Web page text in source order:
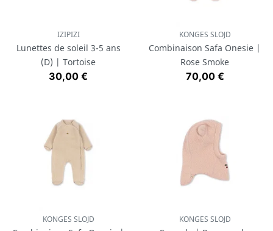
IZIPIZI
Lunettes de soleil 3-5 ans
(D) | Tortoise
Prix
30,00 €
KONGES SLOJD
Combinaison Safa Onesie |
Rose Smoke
Prix
70,00 €
KONGES SLOJD KONGES SLOJD